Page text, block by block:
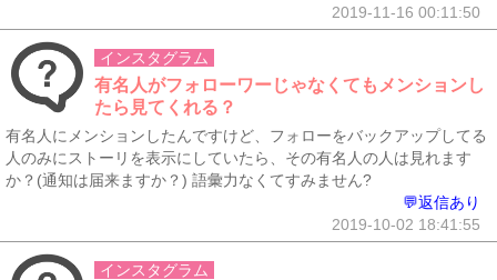
2019-11-16 00:11:50
インスタグラム
有名人がフォローワーじゃなくてもメンションし
たら見てくれる？
有名人にメンションしたんですけど、フォローをバックアップしてる
人のみにストーリを表示にしていたら、その有名人の人は見れます
か？(通知は届来ますか？) 語彙力なくてすみません?
💬返信あり
2019-10-02 18:41:55
インスタグラム